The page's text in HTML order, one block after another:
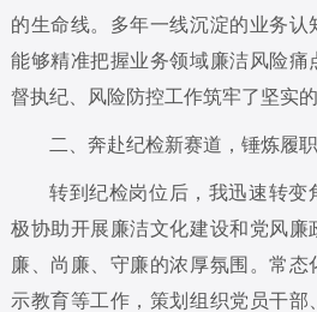
的生命线。多年一线沉淀的业务
能够精准把握业务领域廉洁风险痛
督执纪、风险防控工作筑牢了坚实
二、奔赴纪检新赛道，锤炼履
转到纪检岗位后，我迅速转变
极协助开展廉洁文化建设和党风
廉、尚廉、守廉的浓厚氛围。常
示教育等工作，策划组织党员干部